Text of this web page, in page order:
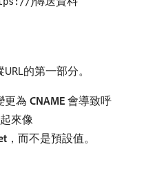
的第一部分。
更為​ CNAME ​會導致呼
來像​
，而不是預設值。